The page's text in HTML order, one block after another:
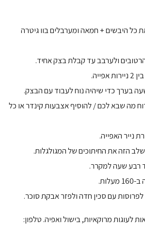
כל היבשים + חמאה ומערבלים בוו גיטרה
מה שבא לכם / להוסיף אצבעות קינדר או כל
מרוקאיות, בישול ואפיה. טלפון: